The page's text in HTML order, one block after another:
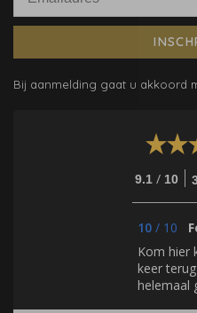
Bij aanmelding gaat u akkoord
9.1 / 10
10 / 10
Kom hier
keer
helemaal